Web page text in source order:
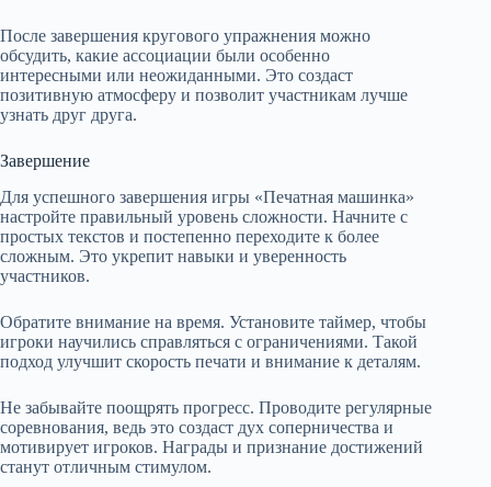
После завершения кругового упражнения можно
обсудить, какие ассоциации были особенно
интересными или неожиданными. Это создаст
позитивную атмосферу и позволит участникам лучше
узнать друг друга.
Завершение
Для успешного завершения игры «Печатная машинка»
настройте правильный уровень сложности. Начните с
простых текстов и постепенно переходите к более
сложным. Это укрепит навыки и уверенность
участников.
Обратите внимание на время. Установите таймер, чтобы
игроки научились справляться с ограничениями. Такой
подход улучшит скорость печати и внимание к деталям.
Не забывайте поощрять прогресс. Проводите регулярные
соревнования, ведь это создаст дух соперничества и
мотивирует игроков. Награды и признание достижений
станут отличным стимулом.